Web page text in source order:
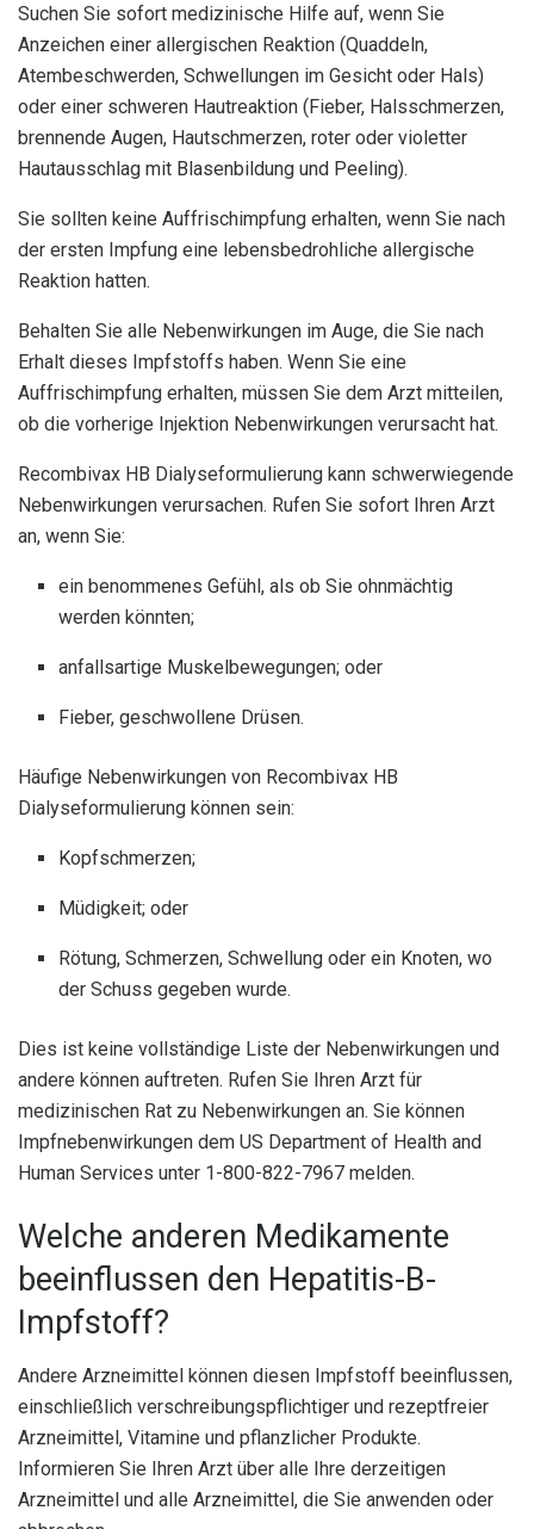
Suchen Sie sofort medizinische Hilfe auf, wenn Sie
Anzeichen einer allergischen Reaktion (Quaddeln,
Atembeschwerden, Schwellungen im Gesicht oder Hals)
oder einer schweren Hautreaktion (Fieber, Halsschmerzen,
brennende Augen, Hautschmerzen, roter oder violetter
Hautausschlag mit Blasenbildung und Peeling).
Sie sollten keine Auffrischimpfung erhalten, wenn Sie nach
der ersten Impfung eine lebensbedrohliche allergische
Reaktion hatten.
Behalten Sie alle Nebenwirkungen im Auge, die Sie nach
Erhalt dieses Impfstoffs haben. Wenn Sie eine
Auffrischimpfung erhalten, müssen Sie dem Arzt mitteilen,
ob die vorherige Injektion Nebenwirkungen verursacht hat.
Recombivax HB Dialyseformulierung kann schwerwiegende
Nebenwirkungen verursachen. Rufen Sie sofort Ihren Arzt
an, wenn Sie:
ein benommenes Gefühl, als ob Sie ohnmächtig
werden könnten;
anfallsartige Muskelbewegungen; oder
Fieber, geschwollene Drüsen.
Häufige Nebenwirkungen von Recombivax HB
Dialyseformulierung können sein:
Kopfschmerzen;
Müdigkeit; oder
Rötung, Schmerzen, Schwellung oder ein Knoten, wo
der Schuss gegeben wurde.
Dies ist keine vollständige Liste der Nebenwirkungen und
andere können auftreten. Rufen Sie Ihren Arzt für
medizinischen Rat zu Nebenwirkungen an. Sie können
Impfnebenwirkungen dem US Department of Health and
Human Services unter 1-800-822-7967 melden.
Welche anderen Medikamente
beeinflussen den Hepatitis-B-
Impfstoff?
Andere Arzneimittel können diesen Impfstoff beeinflussen,
einschließlich verschreibungspflichtiger und rezeptfreier
Arzneimittel, Vitamine und pflanzlicher Produkte.
Informieren Sie Ihren Arzt über alle Ihre derzeitigen
Arzneimittel und alle Arzneimittel, die Sie anwenden oder